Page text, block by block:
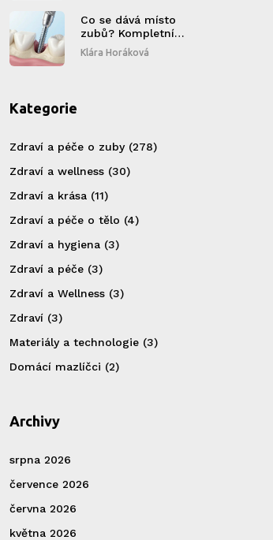
Co se dává místo
zubů? Kompletní
přehled náhrad:
korunky, implantáty
Klára Horáková
Kategorie
Zdraví a péče o zuby (278)
Zdraví a wellness (30)
Zdraví a krása (11)
Zdraví a péče o tělo (4)
Zdraví a hygiena (3)
Zdraví a péče (3)
Zdraví a Wellness (3)
Zdraví (3)
Materiály a technologie (3)
Domácí mazlíčci (2)
Archivy
srpna 2026
července 2026
června 2026
května 2026